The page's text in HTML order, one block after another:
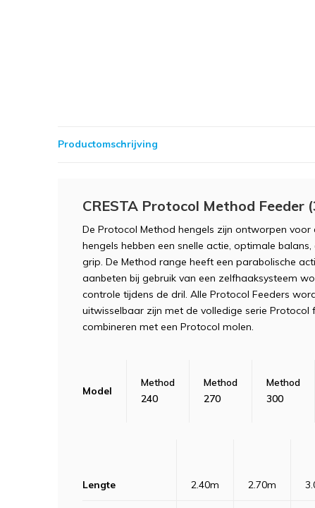
Productomschrijving
CRESTA Protocol Method Feeder
De Protocol Method hengels zijn ontworpen
hengels hebben een snelle actie, optimale
grip. De Method range heeft een parabolische
aanbeten bij gebruik van een zelfhaaksysteem
controle tijdens de dril. Alle Protocol Feeders
uitwisselbaar zijn met de volledige serie Protocol
combineren met een Protocol molen.
Model
Method
240
Method
270
Method
300
Lengte 2.40m 2.70m